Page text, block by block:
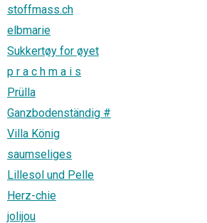
stoffmass.ch
elbmarie
Sukkertøy for øyet
p r a c h m a i s
Prülla
Ganzbodenständig #
Villa König
saumseliges
Lillesol und Pelle
Herz-chie
jolijou